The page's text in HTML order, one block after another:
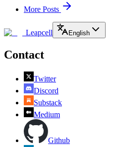
More Posts
Leapcell English
Contact
Twitter
Discord
Substack
Medium
Github